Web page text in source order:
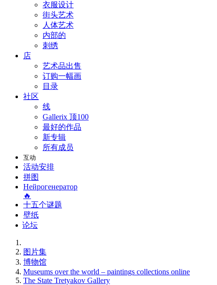
衣服设计
街头艺术
人体艺术
内部的
刺绣
店
艺术品出售
订购一幅画
目录
社区
线
Gallerix 顶100
最好的作品
新专辑
所有成员
互动
活动安排
拼图
Нейрогенератор
🔥
十五个谜题
壁纸
论坛
图片集
博物馆
Museums over the world – paintings collections online
The State Tretyakov Gallery